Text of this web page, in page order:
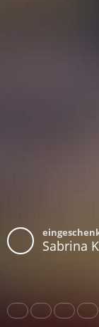
Sabrina
Share Like